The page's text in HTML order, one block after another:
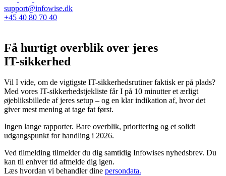
support@infowise.dk
+45 40 80 70 40
Få hurtigt overblik over jeres
IT-sikkerhed
Vil I vide, om de vigtigste IT-sikkerhedsrutiner faktisk er på plads?
Med vores IT-sikkerhedstjekliste får I på 10 minutter et ærligt
øjebliksbillede af jeres setup – og en klar indikation af, hvor det
giver mest mening at tage fat først.
Ingen lange rapporter. Bare overblik, prioritering og et solidt
udgangspunkt for handling i 2026.
Ved tilmelding tilmelder du dig samtidig Infowises nyhedsbrev. Du
kan til enhver tid afmelde dig igen.
Læs hvordan vi behandler dine persondata.